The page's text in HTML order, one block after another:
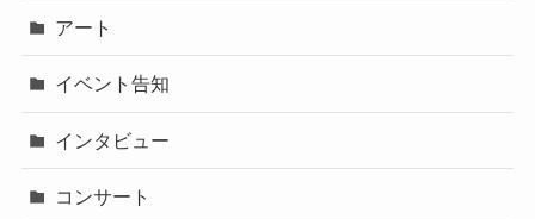
アート
イベント告知
インタビュー
コンサート